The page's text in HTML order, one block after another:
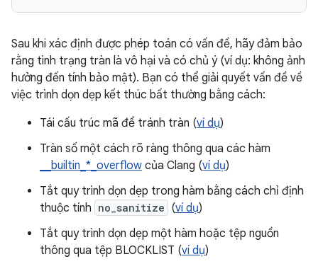
Sau khi xác định được phép toán có vấn đề, hãy đảm bảo
rằng tình trạng tràn là vô hại và có chủ ý (ví dụ: không ảnh
hưởng đến tính bảo mật). Bạn có thể giải quyết vấn đề về
việc trình dọn dẹp kết thúc bất thường bằng cách:
Tái cấu trúc mã để tránh tràn (ví dụ)
Tràn số một cách rõ ràng thông qua các hàm
__builtin_*_overflow của Clang (ví dụ)
Tắt quy trình dọn dẹp trong hàm bằng cách chỉ định
thuộc tính no_sanitize (ví dụ)
Tắt quy trình dọn dẹp một hàm hoặc tệp nguồn
thông qua tệp BLOCKLIST (ví dụ)